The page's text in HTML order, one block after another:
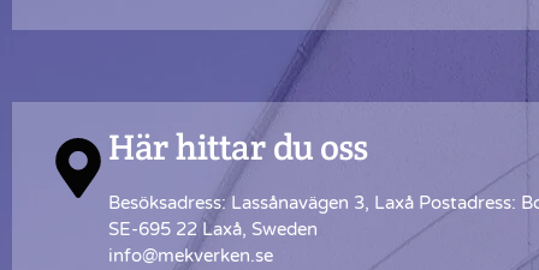
Här hittar du oss
Besöksadress: Lassånavägen 3, Laxå Postadress:
SE-695 22 Laxå, Sweden
info@mekverken.se